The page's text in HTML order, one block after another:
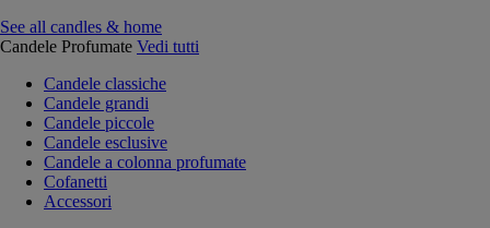
See all candles & home
Candele Profumate Vedi tutti
Candele classiche
Candele grandi
Candele piccole
Candele esclusive
Candele a colonna profumate
Cofanetti
Accessori